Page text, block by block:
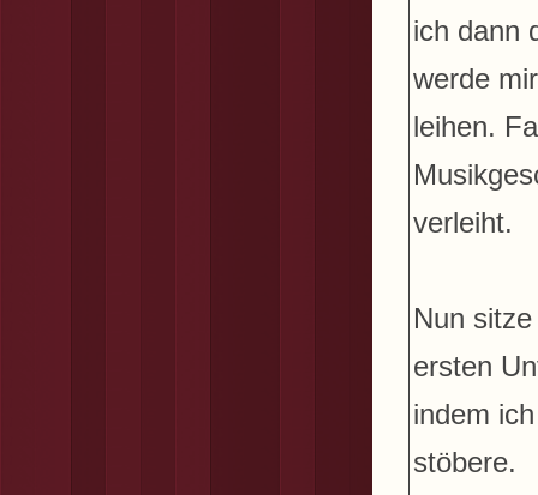
ich dann
werde
leihen.
verleiht.
Nun
ersten
indem
stöbere.